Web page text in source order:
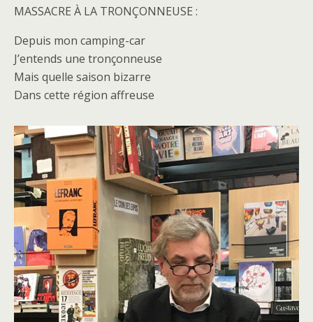
MASSACRE À LA TRONÇONNEUSE :
Depuis mon camping-car
J’entends une tronçonneuse
Mais quelle saison bizarre
Dans cette région affreuse